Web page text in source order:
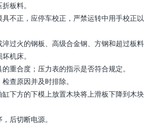
板料。
不正，应停车校正，严禁运转中用手校正以
过火的钢板、高级合金钢、方钢和超过板料
机床。
重合度；压力表的指示是否符合规定。
查原因并及时排除。
下方的下模上放置木块将上滑板下降到木块
后切断电源。